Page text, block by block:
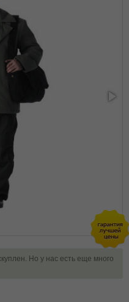
Но у нас есть еще много